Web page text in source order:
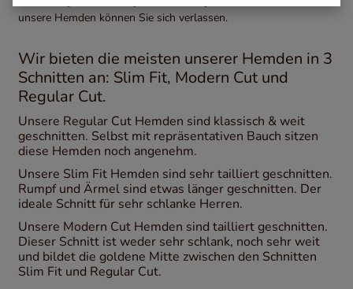
unsere Hemden können Sie sich verlassen.
Wir bieten die meisten unserer Hemden in 3
Schnitten an: Slim Fit, Modern Cut und
Regular Cut.
Unsere Regular Cut Hemden sind klassisch & weit
geschnitten. Selbst mit repräsentativen Bauch sitzen
diese Hemden noch angenehm.
Unsere Slim Fit Hemden sind sehr tailliert geschnitten.
Rumpf und Ärmel sind etwas länger geschnitten. Der
ideale Schnitt für sehr schlanke Herren.
Unsere Modern Cut Hemden sind tailliert geschnitten.
Dieser Schnitt ist weder sehr schlank, noch sehr weit
und bildet die goldene Mitte zwischen den Schnitten
Slim Fit und Regular Cut.